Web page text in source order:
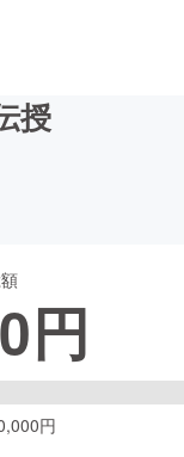
授
円
円